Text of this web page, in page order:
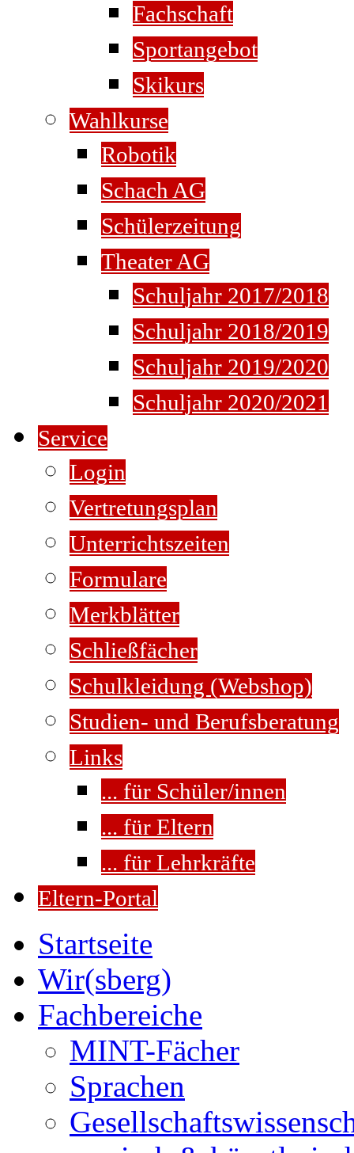
Fachschaft
Sportangebot
Skikurs
Wahlkurse
Robotik
Schach AG
Schülerzeitung
Theater AG
Schuljahr 2017/2018
Schuljahr 2018/2019
Schuljahr 2019/2020
Schuljahr 2020/2021
Service
Login
Vertretungsplan
Unterrichtszeiten
Formulare
Merkblätter
Schließfächer
Schulkleidung (Webshop)
Studien- und Berufsberatung
Links
... für Schüler/innen
... für Eltern
... für Lehrkräfte
Eltern-Portal
Startseite
Wir(sberg)
Fachbereiche
MINT-Fächer
Sprachen